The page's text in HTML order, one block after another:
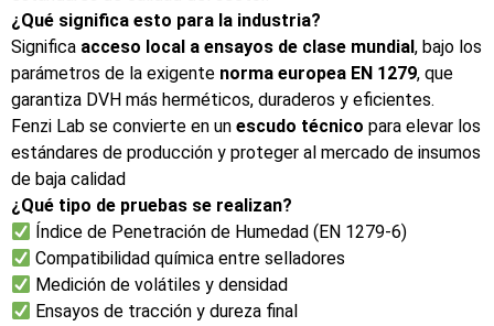
¿Qué significa esto para la industria?
Significa acceso local a ensayos de clase mundial , bajo los
parámetros de la exigente norma europea EN 1279, que
garantiza DVH más herméticos, duraderos y eficientes.
Fenzi Lab se convierte en un escudo técnico para elevar los
estándares de producción y proteger al mercado de insumos
de baja calidad
¿Qué tipo de pruebas se realizan?
Índice de Penetración de Humedad (EN 1279-6)
Compatibilidad química entre selladores
Medición de volátiles y densidad
Ensayos de tracción y dureza final